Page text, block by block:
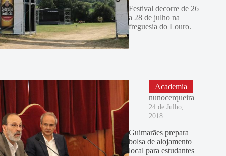
Festival decorre de 26
a 28 de julho na
freguesia do Louro.
Academia
nunocerqueira
24 de Julho,
2018
Guimarães prepara
bolsa de alojamento
local para estudantes